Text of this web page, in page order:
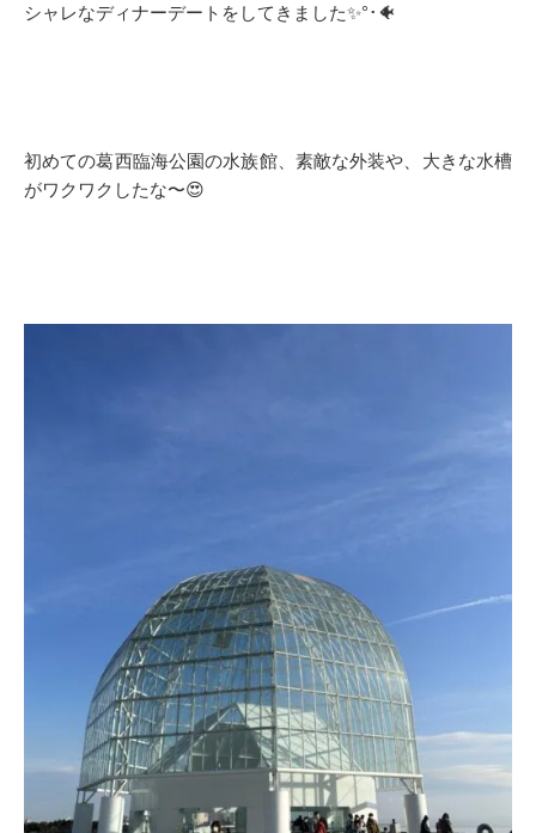
シャレなディナーデートをしてきました✨°･🐠
初めての葛西臨海公園の水族館、素敵な外装や、大きな水槽
がワクワクしたな〜😍